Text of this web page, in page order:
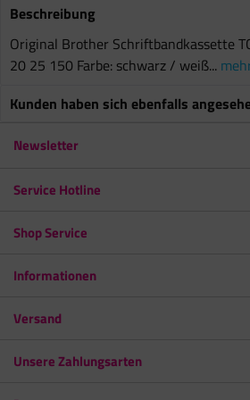
Beschreibung
Original Brother Schriftbandkassette
20 25 150 Farbe: schwarz / weiß...
Kunden haben sich ebenfalls
Newsletter
Service Hotline
Shop Service
Informationen
Versand
Unsere Zahlungsarten